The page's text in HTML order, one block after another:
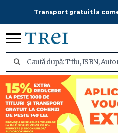
Transport gratuit la